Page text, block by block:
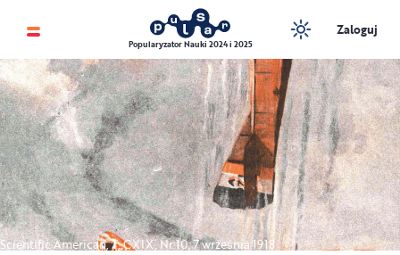
Popularyzator Nauki 2024 i 2025
Zaloguj
Scientific American, T. CXIX, Nr 10; 7 września 1918